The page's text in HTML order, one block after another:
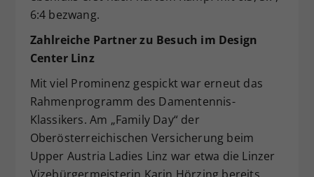
6:4 bezwang.
Zahlreiche Partner zu Besuch im Design
Center Linz
Mit viel Prominenz gespickt war erneut das
Rahmenprogramm des Damentennis-
Klassikers. Am „Family Day“ der
Oberösterreichischen Versicherung beim
Upper Austria Ladies Linz war etwa die Linzer
Vizebürgermeisterin Karin Hörzing bereits